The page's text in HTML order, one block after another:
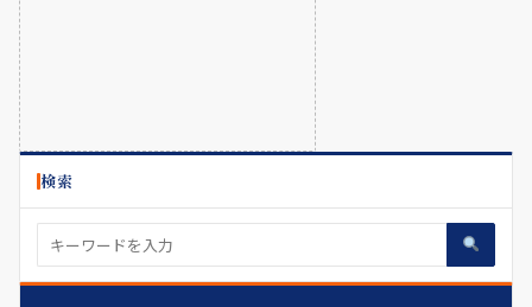
検索